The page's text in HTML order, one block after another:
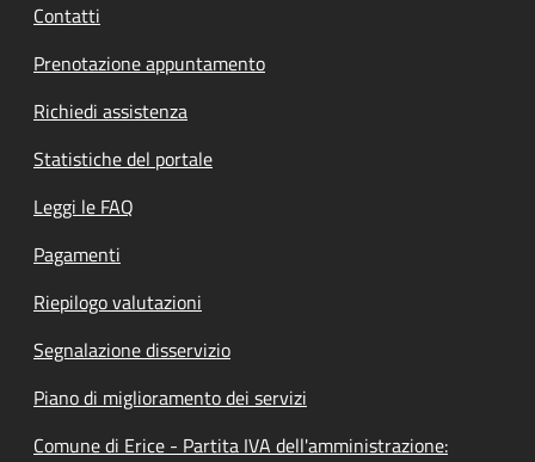
Contatti
Prenotazione appuntamento
Richiedi assistenza
Statistiche del portale
Leggi le FAQ
Pagamenti
Riepilogo valutazioni
Segnalazione disservizio
Piano di miglioramento dei servizi
Comune di Erice - Partita IVA dell'amministrazione: